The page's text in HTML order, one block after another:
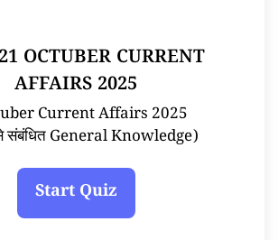
OCTUBER CURRENT
AFFAIRS 2025
Current Affairs 2025
से संबंधित General Knowledge)